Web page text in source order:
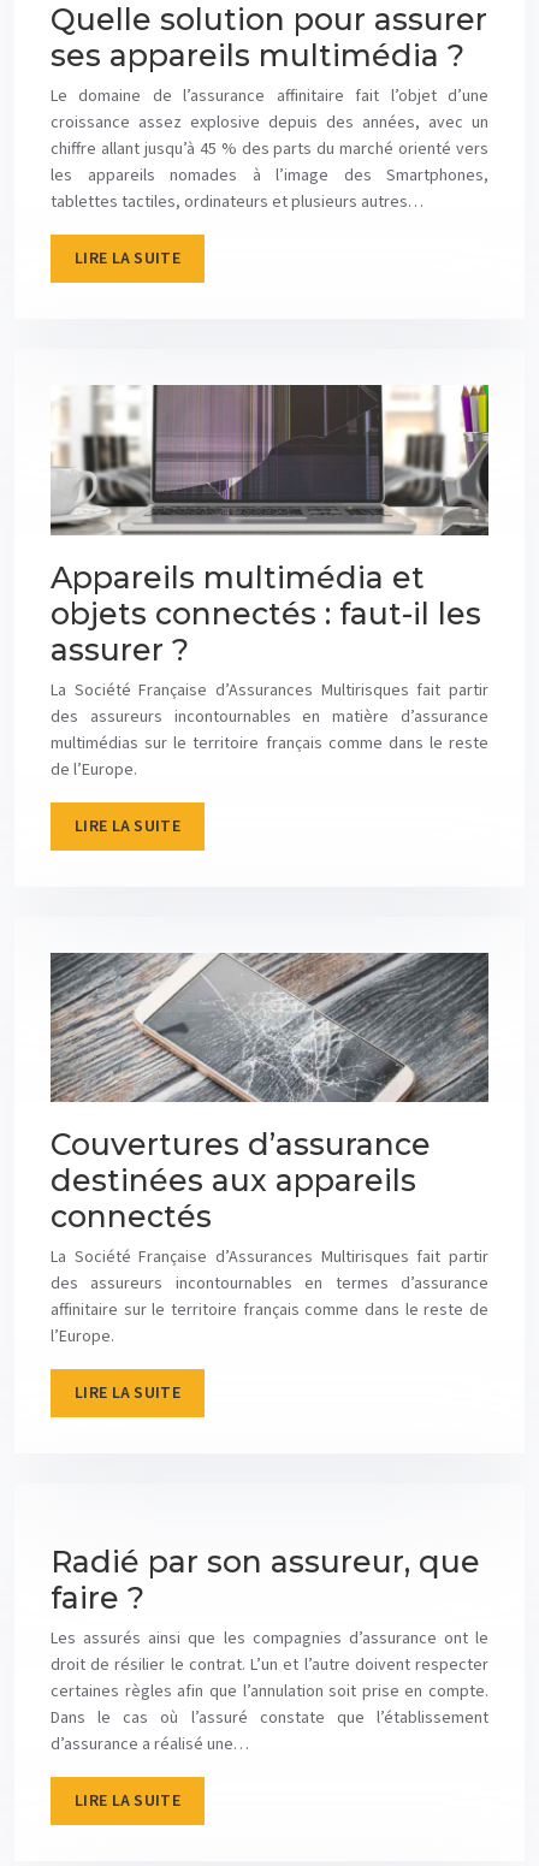
Quelle solution pour assurer
ses appareils multimédia ?
Le domaine de l’assurance affinitaire fait l’objet d’une
croissance assez explosive depuis des années, avec un
chiffre allant jusqu’à 45 % des parts du marché orienté vers
les appareils nomades à l’image des Smartphones,
tablettes tactiles, ordinateurs et plusieurs autres…
LIRE LA SUITE
Appareils multimédia et
objets connectés : faut-il les
assurer ?
La Société Française d’Assurances Multirisques fait partir
des assureurs incontournables en matière d’assurance
multimédias sur le territoire français comme dans le reste
de l’Europe.
LIRE LA SUITE
Couvertures d’assurance
destinées aux appareils
connectés
La Société Française d’Assurances Multirisques fait partir
des assureurs incontournables en termes d’assurance
affinitaire sur le territoire français comme dans le reste de
l’Europe.
LIRE LA SUITE
Radié par son assureur, que
faire ?
Les assurés ainsi que les compagnies d’assurance ont le
droit de résilier le contrat. L’un et l’autre doivent respecter
certaines règles afin que l’annulation soit prise en compte.
Dans le cas où l’assuré constate que l’établissement
d’assurance a réalisé une…
LIRE LA SUITE